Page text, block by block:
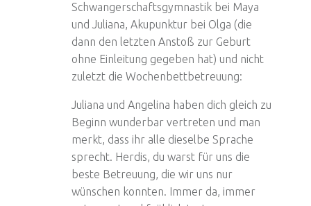
Schwangerschaftsgymnastik bei Maya
und Juliana, Akupunktur bei Olga (die
dann den letzten Anstoß zur Geburt
ohne Einleitung gegeben hat) und nicht
zuletzt die Wochenbettbetreuung:
Juliana und Angelina haben dich gleich zu
Beginn wunderbar vertreten und man
merkt, dass ihr alle dieselbe Sprache
sprecht. Herdis, du warst für uns die
beste Betreuung, die wir uns nur
wünschen konnten. Immer da, immer